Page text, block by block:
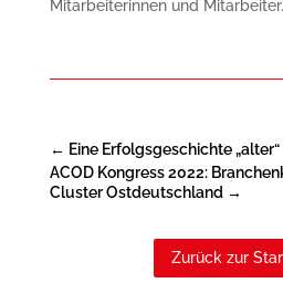
Mitarbeiterinnen und
← Eine Erfolgsgeschichte
ACOD Kongress 2022:
Cluster Ostdeutschland→
Zurück zur